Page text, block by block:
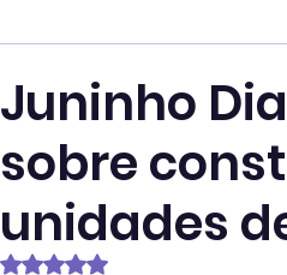
Juninho
sobre
unidades
Avaliado com NaN de 5